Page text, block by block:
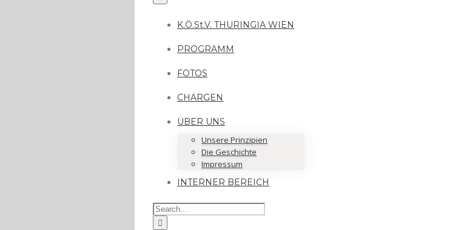
K.Ö.St.V. THURINGIA WIEN
PROGRAMM
FOTOS
CHARGEN
ÜBER UNS
Unsere Prinzipien
Die Geschichte
Impressum
INTERNER BEREICH